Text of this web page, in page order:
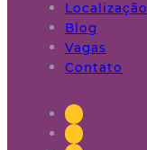
Localização
Blog
Vagas
Contato